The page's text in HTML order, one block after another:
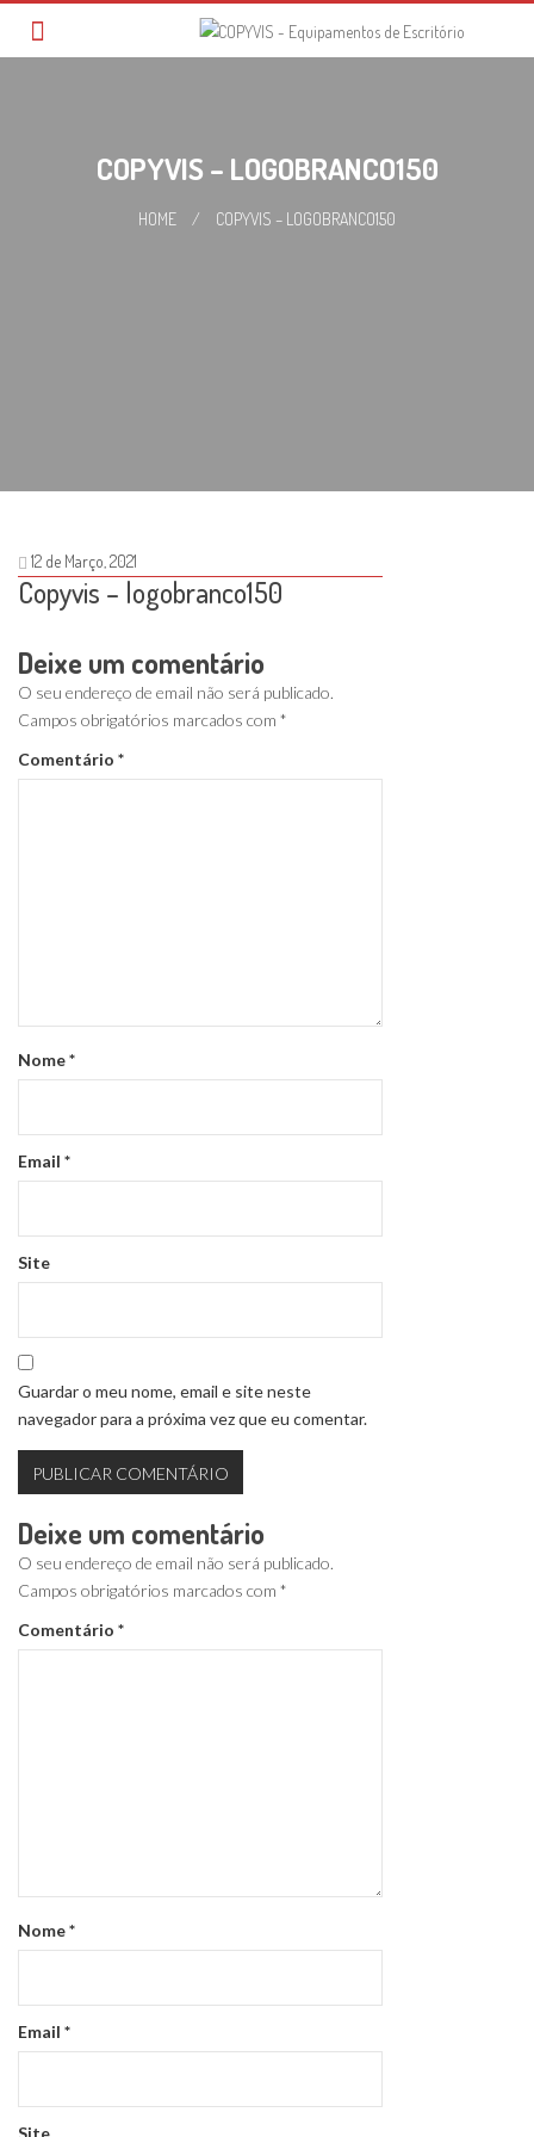
COPYVIS – LOGOBRANCO150
HOME / COPYVIS – LOGOBRANCO150
12 de Março, 2021
Copyvis – logobranco150
Deixe um comentário
O seu endereço de email não será publicado.
Campos obrigatórios marcados com *
Comentário *
Nome*
Email *
Site
Guardar o meu nome, email e site neste
navegador para a próxima vez que eu comentar.
Deixe um comentário
O seu endereço de email não será publicado.
Campos obrigatórios marcados com *
Comentário *
Nome*
Email *
Site